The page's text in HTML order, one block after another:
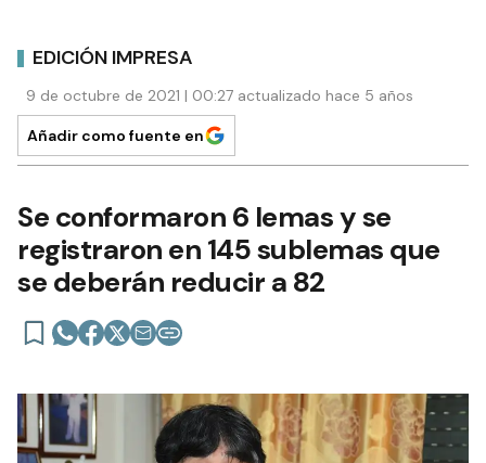
EDICIÓN IMPRESA
9 de octubre de 2021 | 00:27 actualizado hace 5 años
Añadir como fuente en
Se conformaron 6 lemas y se
registraron en 145 sublemas que
se deberán reducir a 82